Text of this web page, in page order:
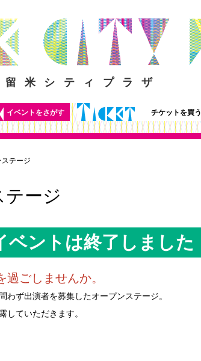
留米シティプラザ
イベントをさがす チケットを買う
ステージ
テージ
ベントは終了しました
ごしませんか。
わず出演者を募集したオープンステージ。
していただきます。